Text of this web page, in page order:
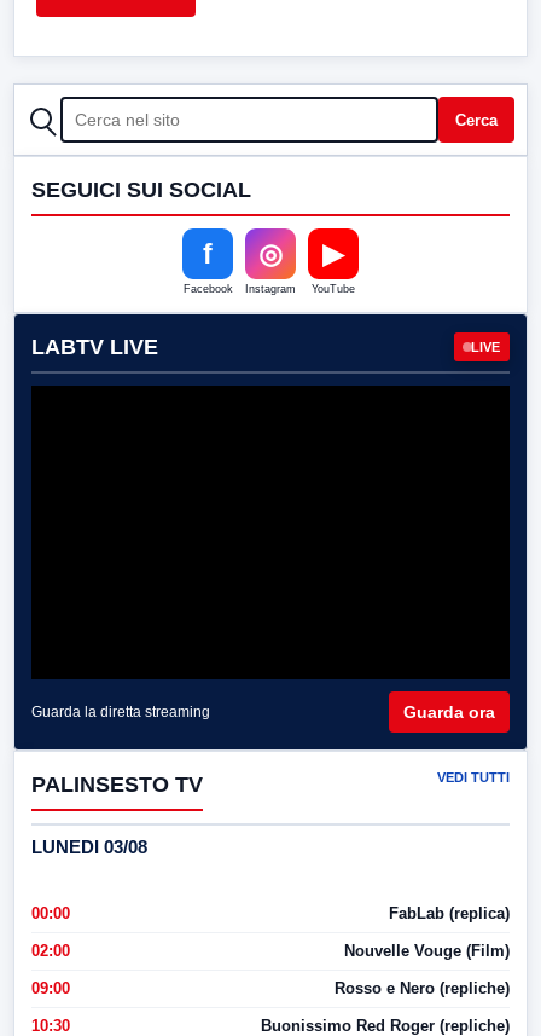
CERCA Cerca
SEGUICI SUI SOCIAL
f
Facebook
◎
Instagram
▶
YouTube
LABTV LIVE LIVE
Guarda la diretta streaming Guarda ora
PALINSESTO TV VEDI TUTTI
LUNEDI 03/08
00:00 FabLab (replica)
02:00 Nouvelle Vouge (Film)
09:00 Rosso e Nero (repliche)
10:30 Buonissimo Red Roger (repliche)